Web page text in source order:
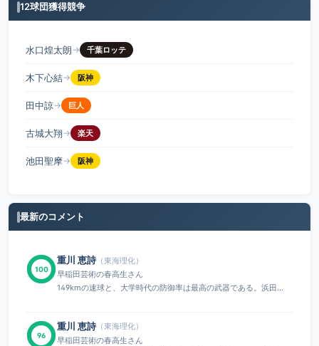
12球団獲得競争
水口煌太朗→ 千葉ロッテ
木下心結→ 阪神
田中諒→ 巨人
古城大翔→ 楽天
池田聖摩→ 阪神
最新のコメント
100
重川 恵詩 （東海理化）
早稲田芸術の春高生さん
149kmの速球と、大学時代の防御率は最高の武器である。浜田...
96
重川 恵詩 （東海理化）
早稲田芸術の春高生さん